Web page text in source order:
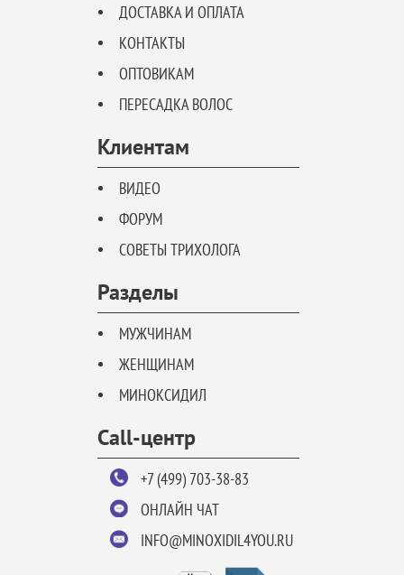
ДОСТАВКА И ОПЛАТА
КОНТАКТЫ
ОПТОВИКАМ
ПЕРЕСАДКА ВОЛОС
Клиентам
ВИДЕО
ФОРУМ
СОВЕТЫ ТРИХОЛОГА
Разделы
МУЖЧИНАМ
ЖЕНЩИНАМ
МИНОКСИДИЛ
Call-центр
+7 (499) 703-38-83
ОНЛАЙН ЧАТ
INFO@MINOXIDIL4YOU.RU